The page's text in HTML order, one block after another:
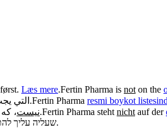
Læs mere.Fertin Pharma is not on the
، التي .Fertin Pharma resmi boykot
نیست، .Fertin Pharma steht nicht auf der
, שעליה עליך.